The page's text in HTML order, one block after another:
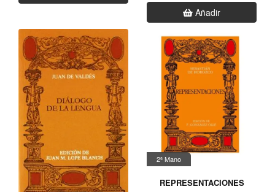
Añadir
2ª Mano
REPRESENTACIONES